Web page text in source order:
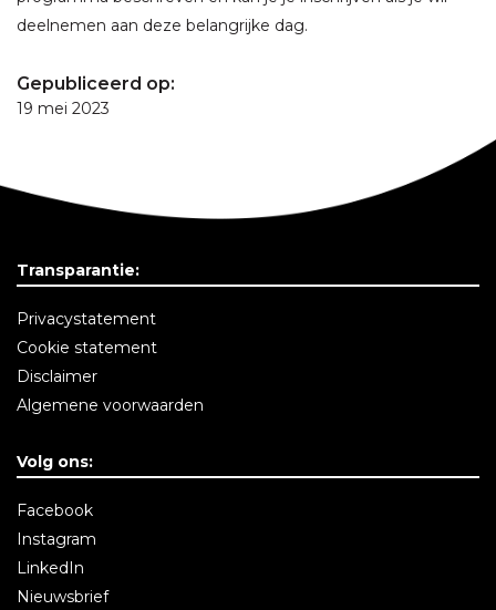
deelnemen aan deze belangrijke dag.
Gepubliceerd op:
19 mei 2023
Transparantie:
Privacystatement
Cookie statement
Disclaimer
Algemene voorwaarden
Volg ons:
Facebook
Instagram
LinkedIn
Nieuwsbrief